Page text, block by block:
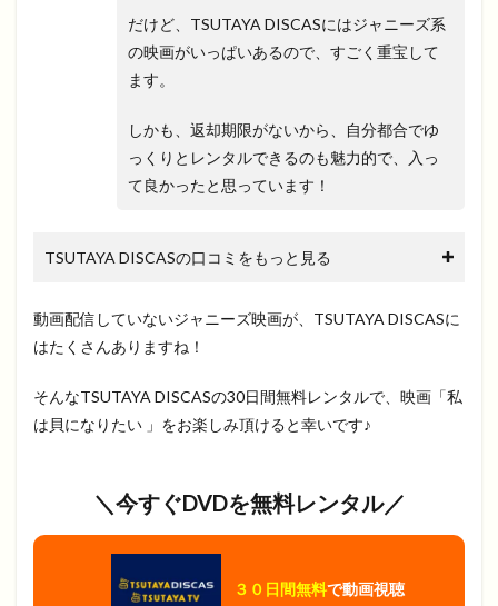
だけど、TSUTAYA DISCASにはジャニーズ系
の映画がいっぱいあるので、すごく重宝して
ます。
しかも、返却期限がないから、自分都合でゆ
っくりとレンタルできるのも魅力的で、入っ
て良かったと思っています！
TSUTAYA DISCASの口コミをもっと見る
動画配信していないジャニーズ映画が、TSUTAYA DISCASに
はたくさんありますね！
そんなTSUTAYA DISCASの30日間無料レンタルで、映画「私
は貝になりたい 」をお楽しみ頂けると幸いです♪
＼今すぐDVDを無料レンタル／
３０日間無料で動画視聴